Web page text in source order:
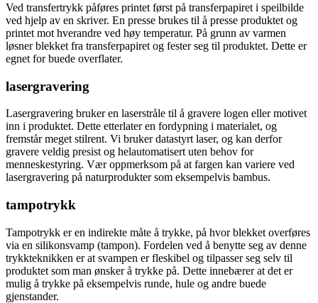
Ved transfertrykk påføres printet først på transferpapiret i speilbilde
ved hjelp av en skriver. En presse brukes til å presse produktet og
printet mot hverandre ved høy temperatur. På grunn av varmen
løsner blekket fra transferpapiret og fester seg til produktet. Dette er
egnet for buede overflater.
lasergravering
Lasergravering bruker en laserstråle til å gravere logen eller motivet
inn i produktet. Dette etterlater en fordypning i materialet, og
fremstår meget stilrent. Vi bruker datastyrt laser, og kan derfor
gravere veldig presist og helautomatisert uten behov for
menneskestyring. Vær oppmerksom på at fargen kan variere ved
lasergravering på naturprodukter som eksempelvis bambus.
tampotrykk
Tampotrykk er en indirekte måte å trykke, på hvor blekket overføres
via en silikonsvamp (tampon). Fordelen ved å benytte seg av denne
trykkteknikken er at svampen er fleskibel og tilpasser seg selv til
produktet som man ønsker å trykke på. Dette innebærer at det er
mulig å trykke på eksempelvis runde, hule og andre buede
gjenstander.